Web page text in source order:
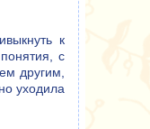
к
с
другим,
уходила